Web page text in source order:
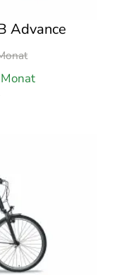
Advance